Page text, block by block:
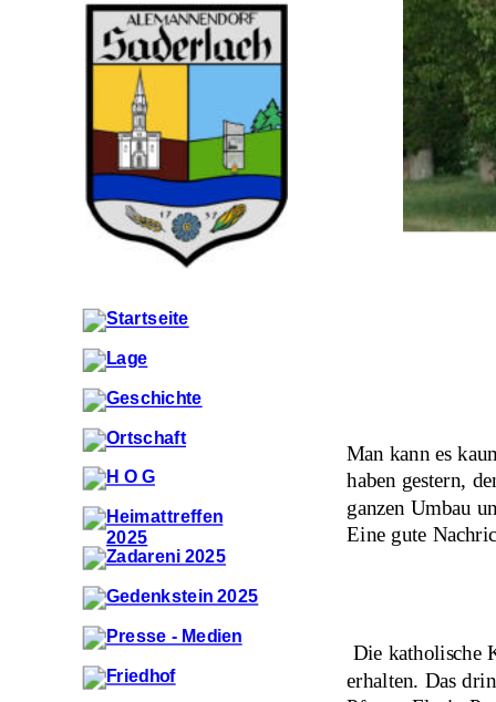
Man kann es
haben gestern,
ganzen Umbau
Eine gute
Die katholische
erhalten. Das